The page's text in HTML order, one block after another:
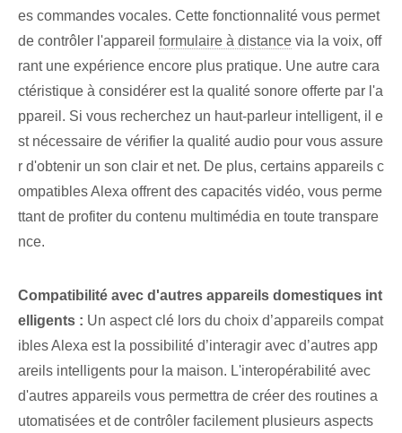
es commandes vocales. Cette fonctionnalité vous permet
de contrôler l'appareil⁤ formulaire à distance ⁢via la voix, off
rant une expérience encore plus pratique. ⁤Une autre cara
ctéristique ⁤à considérer est la qualité sonore offerte par l'a
ppareil.‌ Si vous recherchez un haut-parleur intelligent, il e
st nécessaire de vérifier la qualité audio pour vous assure
r d'obtenir un son clair et net. De plus, certains appareils c
ompatibles Alexa offrent des capacités vidéo, vous perme
ttant de profiter du contenu multimédia en toute transpare
nce.
Compatibilité avec d'autres appareils domestiques int
elligents : Un aspect clé lors du choix d’appareils compat
ibles Alexa est la possibilité d’interagir avec d’autres app
areils intelligents pour la maison. L'interopérabilité avec
d'autres appareils vous permettra de créer des routines a
utomatisées et de contrôler facilement plusieurs aspects